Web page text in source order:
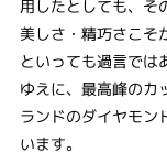
用したとしても、そ
美しさ・精巧さこそ
といっても過言では
ゆえに、最高峰のカ
ランドのダイヤモン
います。